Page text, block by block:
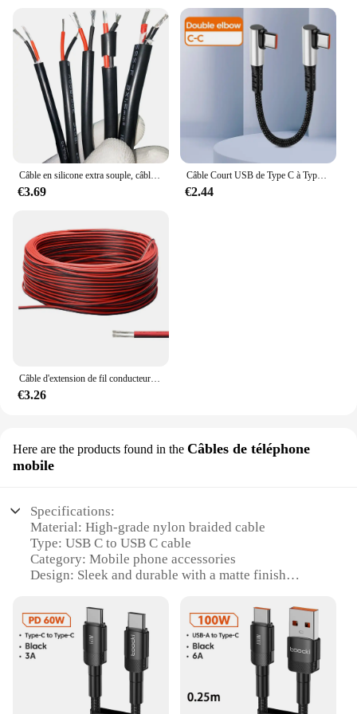
Câble en silicone extra souple, câble de degré haute température, fil de silicone à 2 cœurs, ligne de gaine d'information d'alimentation multicœur YGC
€3.69
Câble Court USB de Type C à Type C, Snap0.25, 0.5m, Coude Résistant à 90 °, Charge Rapide, Données, Batterie Externe, Fil pour iPhone 15, IPad
€2.44
Câble d'extension de fil conducteur pour bandes lumineuses LED, 2 fils toronnés, cuivre étamé, rouge et noir, 10m, 50m, 100m, 22AWG, 12V, 2 broches
€3.26
Here are the products found in the Câbles de téléphone
mobile
Specifications:
Material: High-grade nylon braided cable
Type: USB C to USB C cable
Category: Mobile phone accessories
Design: Sleek and durable with a matte finish
capabilities
Compatibility: Ideal for a wide range of USB C
devices